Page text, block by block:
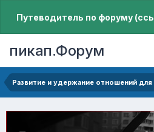
Путеводитель по форуму
пикап.Форум
Pазвитие и удержание отношений